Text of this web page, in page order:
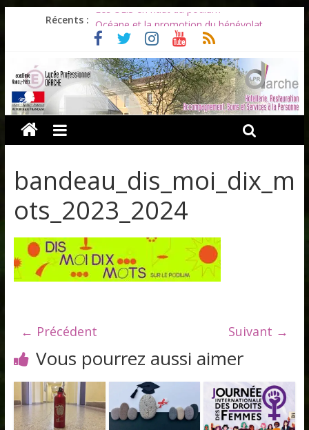
Récents : Les ULiS en haut du podium
Océane et la promotion du bénévolat
Bonnes vacances à tous !
Infos rentrée septembre 2026
Soirée d’adieux au Lycée Darche
bandeau_dis_moi_dix_m
ots_2023_2024
← Précédent Suivant →
Vous pourrez aussi aimer